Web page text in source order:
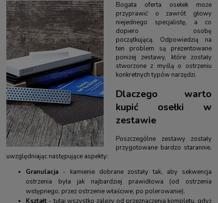
Bogata oferta osełek może
przyprawić o zawrót głowy
niejednego specjalistę, a co
dopiero osobę
początkującą. Odpowiedzią na
ten problem są prezentowane
poniżej zestawy, które zostały
stworzone z myślą o ostrzeniu
konkretnych typów narzędzi.
Dlaczego warto
kupić osełki w
zestawie
Poszczególne zestawy zostały
przygotowane bardzo starannie,
uwzględniając następujące aspekty:
Granulacja - kamienie dobrane zostały tak, aby sekwencja
ostrzenia była jak najbardziej prawidłowa (od ostrzenia
wstępnego, przez ostrzenie właściwe, po polerowanie).
Kształt - tutaj wszystko zależy od przeznaczenia kompletu, gdyż